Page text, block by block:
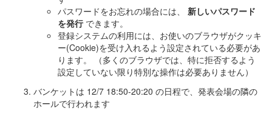
パスワードをお忘れの場合には、 新しいパスワード
を発行できます。
登録システムの利用には、お使いのブラウザがクッキ
ー(Cookie)を受け入れるよう設定されている必要があ
ります。 （多くのブラウザでは、特に拒否するよう
設定していない限り特別な操作は必要ありません）
バンケットは 12/7 18:50-20:20 の日程で、発表会場の隣の
ホールで行われます